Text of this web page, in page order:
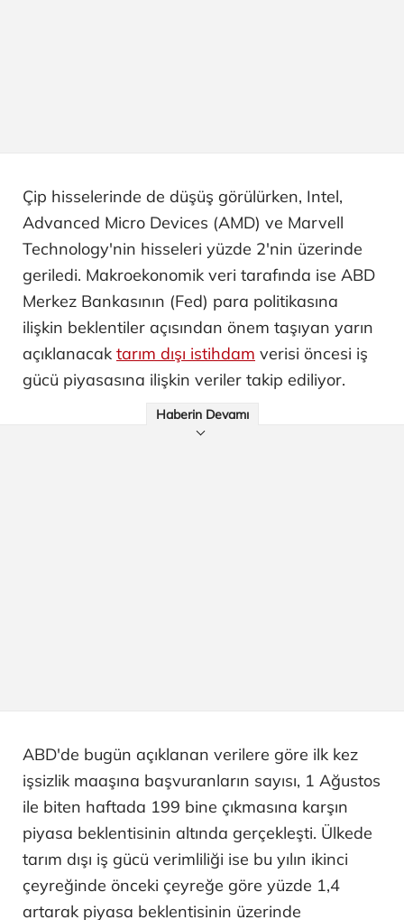
Çip hisselerinde de düşüş görülürken, Intel,
Advanced Micro Devices (AMD) ve Marvell
Technology'nin hisseleri yüzde 2'nin üzerinde
geriledi. Makroekonomik veri tarafında ise ABD
Merkez Bankasının (Fed) para politikasına
ilişkin beklentiler açısından önem taşıyan yarın
açıklanacak tarım dışı istihdam verisi öncesi iş
gücü piyasasına ilişkin veriler takip ediliyor.
Haberin Devamı
ABD'de bugün açıklanan verilere göre ilk kez
işsizlik maaşına başvuranların sayısı, 1 Ağustos
ile biten haftada 199 bine çıkmasına karşın
piyasa beklentisinin altında gerçekleşti. Ülkede
tarım dışı iş gücü verimliliği ise bu yılın ikinci
çeyreğinde önceki çeyreğe göre yüzde 1,4
artarak piyasa beklentisinin üzerinde